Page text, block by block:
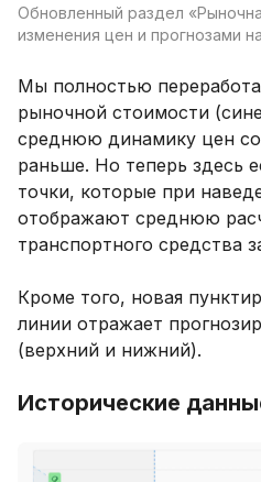
Обновленный раздел
изменения цен и прогнозами
Мы полностью
рыночной стоимости
среднюю динамику цен
раньше. Но теперь здесь
точки, которые при
отображают среднюю
транспортного средства
Кроме того, новая
линии отражает
(верхний и нижний).
Исторические